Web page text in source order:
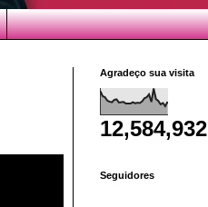
Agradeço sua visita
12,584,932
Seguidores